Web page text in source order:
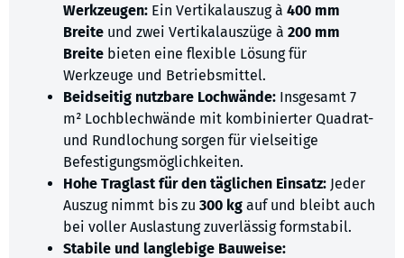
Werkzeugen: Ein Vertikalauszug à 400 mm
Breite und zwei Vertikalauszüge à 200 mm
Breite bieten eine flexible Lösung für
Werkzeuge und Betriebsmittel.
Beidseitig nutzbare Lochwände: Insgesamt 7
m² Lochblechwände mit kombinierter Quadrat-
und Rundlochung sorgen für vielseitige
Befestigungsmöglichkeiten.
Hohe Traglast für den täglichen Einsatz: Jeder
Auszug nimmt bis zu 300 kg auf und bleibt auch
bei voller Auslastung zuverlässig formstabil.
Stabile und langlebige Bauweise: